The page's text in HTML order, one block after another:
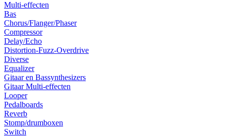
Multi-effecten
Bas
Chorus/Flanger/Phaser
Compressor
Delay/Echo
Distortion-Fuzz-Overdrive
Diverse
Equalizer
Gitaar en Bassynthesizers
Gitaar Multi-effecten
Looper
Pedalboards
Reverb
Stomp/drumboxen
Switch